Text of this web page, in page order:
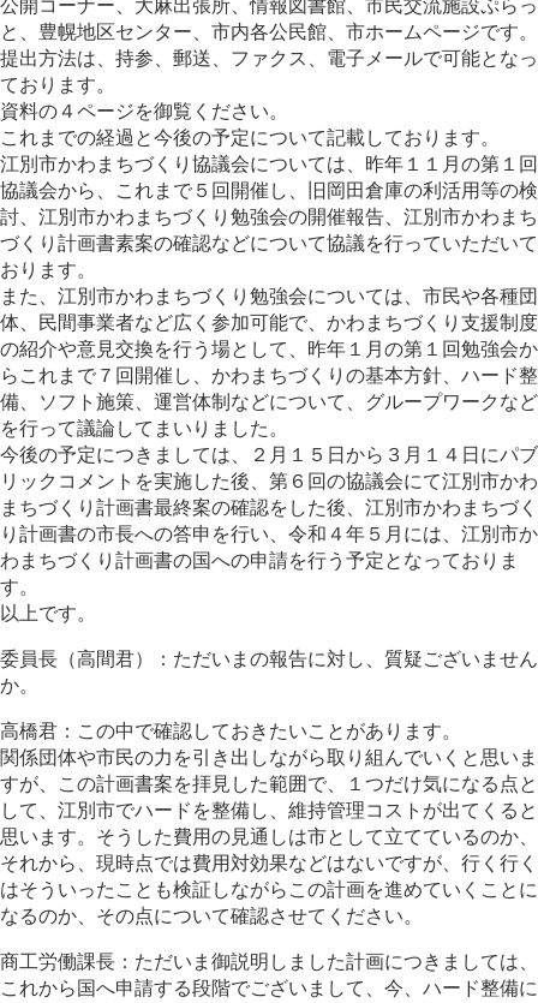
公開コーナー、大麻出張所、情報図書館、市民交流施設ぷらっ
と、豊幌地区センター、市内各公民館、市ホームページです。
提出方法は、持参、郵送、ファクス、電子メールで可能となっ
ております。
資料の４ページを御覧ください。
これまでの経過と今後の予定について記載しております。
江別市かわまちづくり協議会については、昨年１１月の第１回
協議会から、これまで５回開催し、旧岡田倉庫の利活用等の検
討、江別市かわまちづくり勉強会の開催報告、江別市かわまち
づくり計画書素案の確認などについて協議を行っていただいて
おります。
また、江別市かわまちづくり勉強会については、市民や各種団
体、民間事業者など広く参加可能で、かわまちづくり支援制度
の紹介や意見交換を行う場として、昨年１月の第１回勉強会か
らこれまで７回開催し、かわまちづくりの基本方針、ハード整
備、ソフト施策、運営体制などについて、グループワークなど
を行って議論してまいりました。
今後の予定につきましては、２月１５日から３月１４日にパブ
リックコメントを実施した後、第６回の協議会にて江別市かわ
まちづくり計画書最終案の確認をした後、江別市かわまちづく
り計画書の市長への答申を行い、令和４年５月には、江別市か
わまちづくり計画書の国への申請を行う予定となっておりま
す。
以上です。
委員長（高間君）：ただいまの報告に対し、質疑ございません
か。
高橋君：この中で確認しておきたいことがあります。
関係団体や市民の力を引き出しながら取り組んでいくと思いま
すが、この計画書案を拝見した範囲で、１つだけ気になる点と
して、江別市でハードを整備し、維持管理コストが出てくると
思います。そうした費用の見通しは市として立てているのか、
それから、現時点では費用対効果などはないですが、行く行く
はそういったことも検証しながらこの計画を進めていくことに
なるのか、その点について確認させてください。
商工労働課長：ただいま御説明しました計画につきましては、
これから国へ申請する段階でございまして、今、ハード整備に